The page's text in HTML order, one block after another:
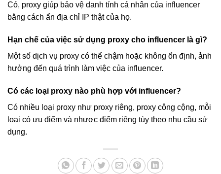
Có, proxy giúp bảo vệ danh tính cá nhân của influencer
bằng cách ẩn địa chỉ IP thật của họ.
Hạn chế của việc sử dụng proxy cho influencer là gì?
Một số dịch vụ proxy có thể chậm hoặc không ổn định, ảnh
hưởng đến quá trình làm việc của influencer.
Có các loại proxy nào phù hợp với influencer?
Có nhiều loại proxy như proxy riêng, proxy công cộng, mỗi
loại có ưu điểm và nhược điểm riêng tùy theo nhu cầu sử
dụng.